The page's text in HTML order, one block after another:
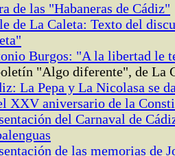
de las "Habaneras de Cádiz"
de La Caleta: Texto del
Burgos: "A la libertad le
"Algo diferente", de La
La Pepa y La Nicolasa se
XXV aniversario de la
del Carnaval de
de las memorias de